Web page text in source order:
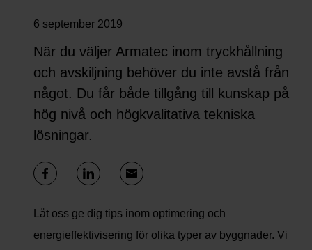
6 september 2019
När du väljer Armatec inom tryckhållning
och avskiljning behöver du inte avstå från
något. Du får både tillgång till kunskap på
hög nivå och högkvalitativa tekniska
lösningar.
Låt oss ge dig tips inom optimering och
energieffektivisering för olika typer av byggnader. Vi